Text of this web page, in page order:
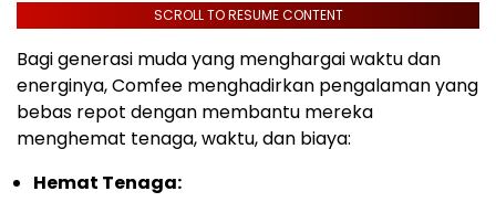
SCROLL TO RESUME CONTENT
Bagi generasi muda yang menghargai waktu dan
energinya, Comfee menghadirkan pengalaman yang
bebas repot dengan membantu mereka
menghemat tenaga, waktu, dan biaya:
Hemat Tenaga: